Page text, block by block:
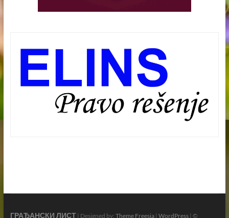
ГРАЂАНСКИ ЛИСТ| Designed by: Theme Freesia| WordPress| ©